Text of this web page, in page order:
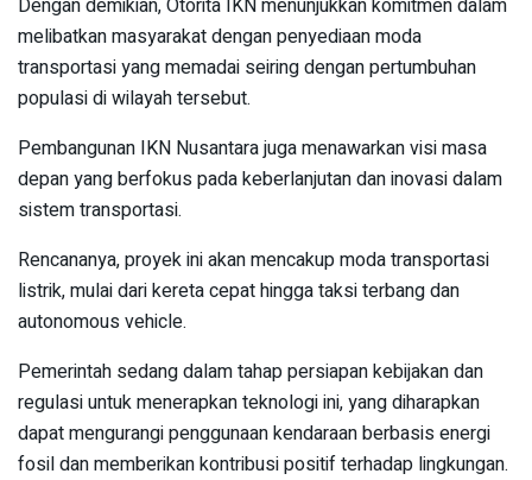
melibatkan masyarakat dengan penyediaan moda
transportasi yang memadai seiring dengan pertumbuhan
populasi di wilayah tersebut.
Pembangunan IKN Nusantara juga menawarkan visi masa
depan yang berfokus pada keberlanjutan dan inovasi dalam
sistem transportasi.
Rencananya, proyek ini akan mencakup moda transportasi
listrik, mulai dari kereta cepat hingga taksi terbang dan
autonomous vehicle.
Pemerintah sedang dalam tahap persiapan kebijakan dan
regulasi untuk menerapkan teknologi ini, yang diharapkan
dapat mengurangi penggunaan kendaraan berbasis energi
fosil dan memberikan kontribusi positif terhadap lingkungan.